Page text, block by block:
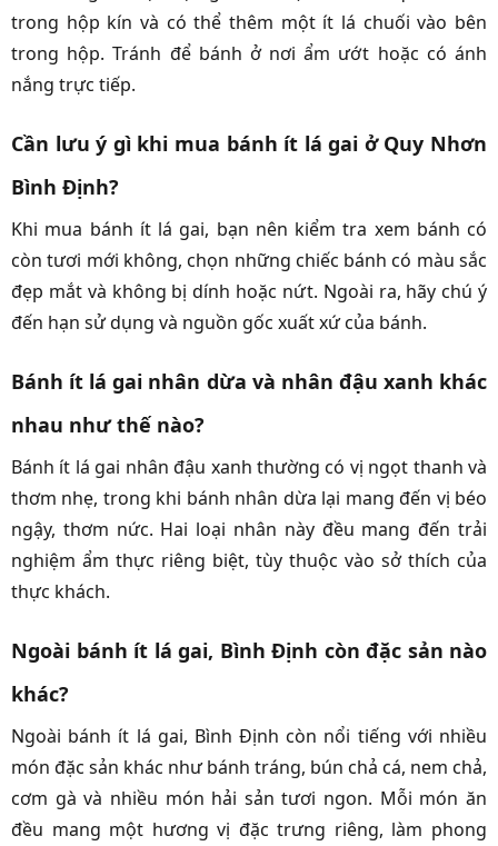
trong hộp kín và có thể thêm một ít lá chuối vào bên
trong hộp. Tránh để bánh ở nơi ẩm ướt hoặc có ánh
nắng trực tiếp.
Cần lưu ý gì khi mua bánh ít lá gai ở Quy Nhơn
Bình Định?
Khi mua bánh ít lá gai, bạn nên kiểm tra xem bánh có
còn tươi mới không, chọn những chiếc bánh có màu sắc
đẹp mắt và không bị dính hoặc nứt. Ngoài ra, hãy chú ý
đến hạn sử dụng và nguồn gốc xuất xứ của bánh.
Bánh ít lá gai nhân dừa và nhân đậu xanh khác
nhau như thế nào?
Bánh ít lá gai nhân đậu xanh thường có vị ngọt thanh và
thơm nhẹ, trong khi bánh nhân dừa lại mang đến vị béo
ngậy, thơm nức. Hai loại nhân này đều mang đến trải
nghiệm ẩm thực riêng biệt, tùy thuộc vào sở thích của
thực khách.
Ngoài bánh ít lá gai, Bình Định còn đặc sản nào
khác?
Ngoài bánh ít lá gai, Bình Định còn nổi tiếng với nhiều
món đặc sản khác như bánh tráng, bún chả cá, nem chả,
cơm gà và nhiều món hải sản tươi ngon. Mỗi món ăn
đều mang một hương vị đặc trưng riêng, làm phong